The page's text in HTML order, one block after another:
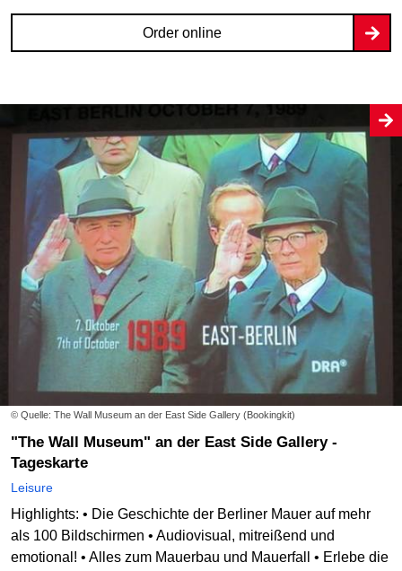
Order online
© Quelle: The Wall Museum an der East Side Gallery (Bookingkit)
"The Wall Museum" an der East Side Gallery -
Tageskarte
Leisure
Highlights: • Die Geschichte der Berliner Mauer auf mehr
als 100 Bildschirmen • Audiovisual, mitreißend und
emotional! • Alles zum Mauerbau und Mauerfall • Erlebe die